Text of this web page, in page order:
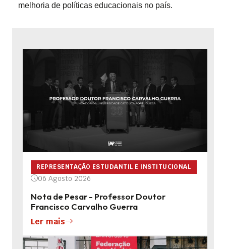
melhoria de políticas educacionais no país.
REPRESENTAÇÃO ESTUDANTIL E INSTITUCIONAL
06 Agosto 2026
Nota de Pesar - Professor Doutor
Francisco Carvalho Guerra
Ler mais